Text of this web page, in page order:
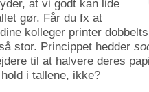
at vi godt kan lide
gør. Får du fx at
kolleger printer
stor. Princippet hedder
til at halvere deres
i tallene, ikke?